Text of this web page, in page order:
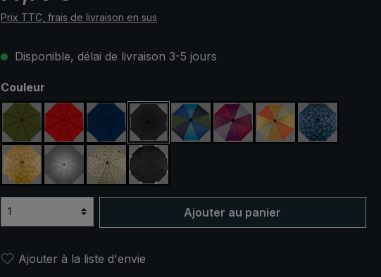
Prix TTC, frais de livraison en sus
Disponible, délai de livraison 3-5 jours
Sélectionnez
Couleur
vert oliverouge bleu marine
noir bleu / vertviolet / rouge / gris
orange / jaunebleu / vert
jaune / orange à carreaux
argent, protection UV 50+
camouflagenoir, avec bandes réfléchissantes
Ajouter au panier
Ajouter à la liste d'envie